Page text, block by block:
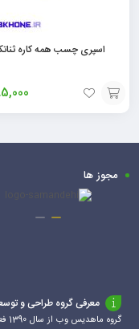
اسپری چسب همه کاره
افزودن
به
مجوز ها
معرفی گروه طراحی و